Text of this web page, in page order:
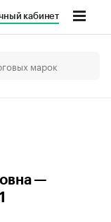
кабинет
—